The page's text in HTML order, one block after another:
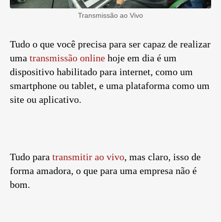
Transmissão ao Vivo
Tudo o que você precisa para ser capaz de realizar
uma transmissão online hoje em dia é um
dispositivo habilitado para internet, como um
smartphone ou tablet, e uma plataforma como um
site ou aplicativo.
Tudo para transmitir ao vivo, mas claro, isso de
forma amadora, o que para uma empresa não é
bom.